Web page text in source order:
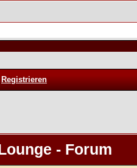
Registrieren
- Forum